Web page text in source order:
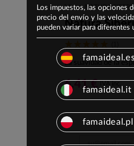
Marca: NATURA
Natura
La suavidad de la
6,41 €
Los impuestos, las opciones
precio del envío y las
pueden variar para diferentes
famaideal.es
famaideal.it
famaideal.pl